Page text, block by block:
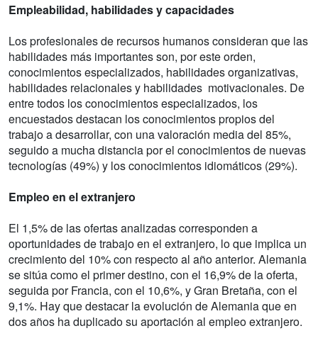
Empleabilidad, habilidades y capacidades
Los profesionales de recursos humanos consideran que las
habilidades más importantes son, por este orden,
conocimientos especializados, habilidades organizativas,
habilidades relacionales y habilidades motivacionales. De
entre todos los conocimientos especializados, los
encuestados destacan los conocimientos propios del
trabajo a desarrollar, con una valoración media del 85%,
seguido a mucha distancia por el conocimientos de nuevas
tecnologías (49%) y los conocimientos idiomáticos (29%).
Empleo en el extranjero
El 1,5% de las ofertas analizadas corresponden a
oportunidades de trabajo en el extranjero, lo que implica un
crecimiento del 10% con respecto al año anterior. Alemania
se sitúa como el primer destino, con el 16,9% de la oferta,
seguida por Francia, con el 10,6%, y Gran Bretaña, con el
9,1%. Hay que destacar la evolución de Alemania que en
dos años ha duplicado su aportación al empleo extranjero.